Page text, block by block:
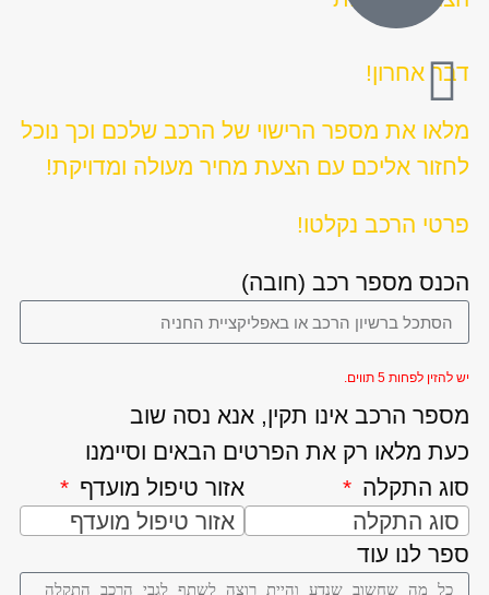
דבר אחרון!
מלאו את מספר הרישוי של הרכב שלכם וכך נוכל
לחזור אליכם עם הצעת מחיר מעולה ומדויקת!
פרטי הרכב נקלטו!
הכנס מספר רכב (חובה)
יש להזין לפחות 5 תווים.
מספר הרכב אינו תקין, אנא נסה שוב
כעת מלאו רק את הפרטים הבאים וסיימנו
סוג התקלה
סוג התקלה
אזור טיפול מועדף
אזור טיפול מועדף
ספר לנו עוד